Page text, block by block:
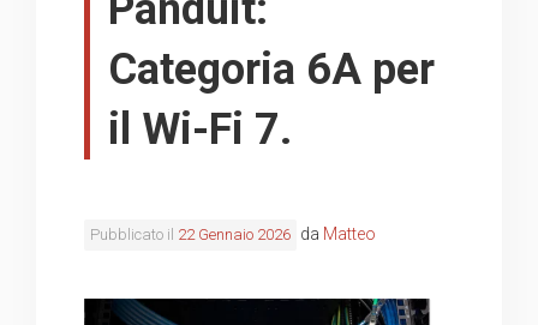
Categoria 6A per
il Wi-Fi 7.
Pubblicato il 22 Gennaio 2026 da Matteo